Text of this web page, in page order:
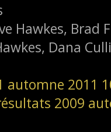
Hawkes, Brad
Dana
automne 2011
2009